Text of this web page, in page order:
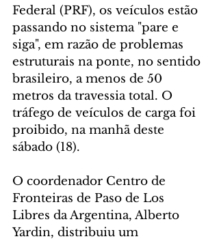
Federal (PRF), os veículos estão
passando no sistema "pare e
siga", em razão de problemas
estruturais na ponte, no sentido
brasileiro, a menos de 50
metros da travessia total. O
tráfego de veículos de carga foi
proibido, na manhã deste
sábado (18).
O coordenador Centro de
Fronteiras de Paso de Los
Libres da Argentina, Alberto
Yardin, distribuiu um